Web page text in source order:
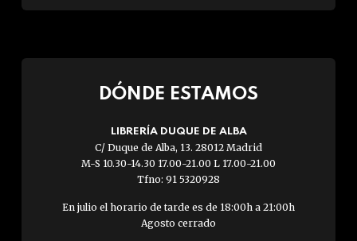
DÓNDE ESTAMOS
LIBRERÍA DUQUE DE ALBA
C/ Duque de Alba, 13. 28012 Madrid
M-S 10.30-14.30 17.00-21.00 L 17.00-21.00
Tfno: 91 5320928
En julio el horario de tarde es de 18:00h a 21:00h
Agosto cerrado